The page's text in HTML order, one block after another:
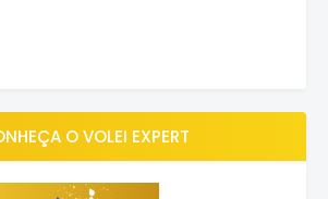
O VOLEI EXPERT